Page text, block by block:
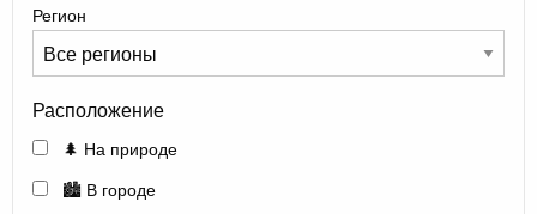
Регион
Расположение
🌲 На природе
🏙️ В городе